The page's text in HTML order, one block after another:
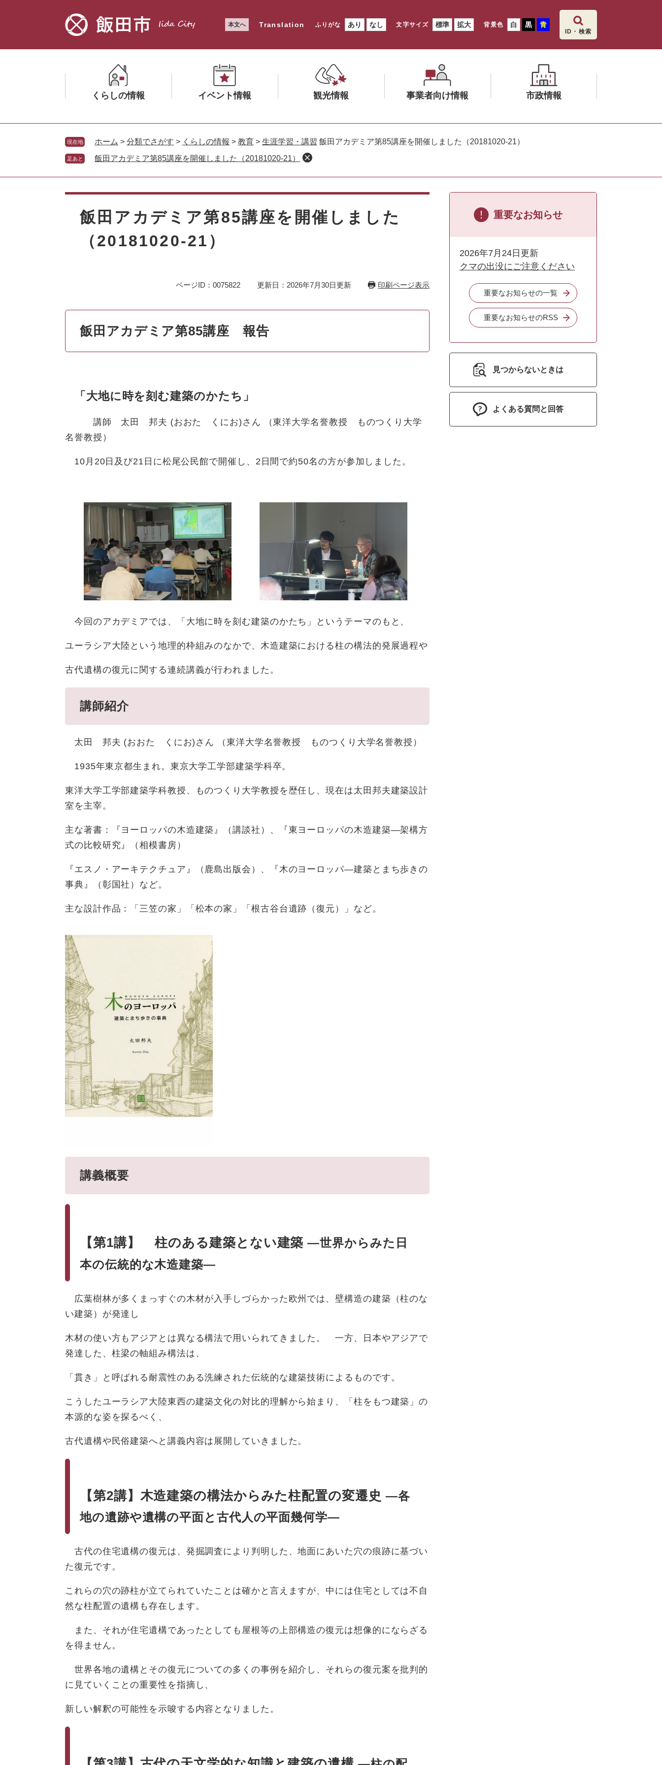
文
本文へ Translation ふりがな あり なし 文字サイズ 標準 拡大 背景色 白 黒 青
ID・検索
くらしの情報
ニ
ュ
ー
を
イベント情報
ニ
ュ
ー
を
く
観光情報
ニ
ー
を
く
事業者向け情報
ニ
を
く
市政情報
ニ
を
く
現在地 ホーム > 分類でさがす > くらしの情報 > 教育 > 生涯学習・講習 飯田アカデミア第85講座を開催しました（20181020‐21）
足あと 飯田アカデミア第85講座を開催しました（20181020‐21）
飯田アカデミア第85講座を開催しました
（20181020‐21）
ページID：0075822 更新日：2026年7月30日更新 印刷ページ表示
飯田アカデミア第85講座 報告
「大地に時を刻む建築のかたち」
講師 太田 邦夫 (おおた くにお)さん （東洋大学名誉教授 ものつくり大学
名誉教授）
10月20日及び21日に松尾公民館で開催し、2日間で約50名の方が参加しました。
今回のアカデミアでは、「大地に時を刻む建築のかたち」というテーマのもと、
ユーラシア大陸という地理的枠組みのなかで、木造建築における柱の構法的発展過程や
古代遺構の復元に関する連続講義が行われました。
講師紹介
太田 邦夫 (おおた くにお)さん （東洋大学名誉教授 ものつくり大学名誉教授）
1935年東京都生まれ。東京大学工学部建築学科卒。
東洋大学工学部建築学科教授、ものつくり大学教授を歴任し、現在は太田邦夫建築設計
室を主宰。
主な著書：『ヨーロッパの木造建築』（講談社）、『東ヨーロッパの木造建築―架構方
式の比較研究』（相模書房）
『エスノ・アーキテクチュア』（鹿島出版会）、『木のヨーロッパ―建築とまち歩きの
事典』（彰国社）など。
主な設計作品：「三笠の家」「松本の家」「根古谷台遺跡（復元）」など。
講義概要
【第1講】 柱のある建築とない建築―世界からみた日
本の伝統的な木造建築―
広葉樹林が多くまっすぐの木材が入手しづらかった欧州では、壁構造の建築（柱のな
い建築）が発達し
木材の使い方もアジアとは異なる構法で用いられてきました。 一方、日本やアジアで
発達した、柱梁の軸組み構法は、
「貫き」と呼ばれる耐震性のある洗練された伝統的な建築技術によるものです。
こうしたユーラシア大陸東西の建築文化の対比的理解から始まり、「柱をもつ建築」の
本源的な姿を探るべく、
古代遺構や民俗建築へと講義内容は展開していきました。
【第2講】 木造建築の構法からみた柱配置の変遷史 ―各
地の遺跡や遺構の平面と古代人の平面幾何学―
古代の住宅遺構の復元は、発掘調査により判明した、地面にあいた穴の痕跡に基づい
た復元です。
これらの穴の跡柱が立てられていたことは確かと言えますが、中には住宅としては不自
然な柱配置の遺構も存在します。
また、それが住宅遺構であったとしても屋根等の上部構造の復元は想像的にならざる
を得ません。
世界各地の遺構とその復元についての多くの事例を紹介し、それらの復元案を批判的
に見ていくことの重要性を指摘し、
新しい解釈の可能性を示唆する内容となりました。
重要なお知らせ
2026年7月24日更新
クマの出没にご注意ください
重要なお知らせの一覧
重要なお知らせのRSS
見つからないときは
よくある質問と回答